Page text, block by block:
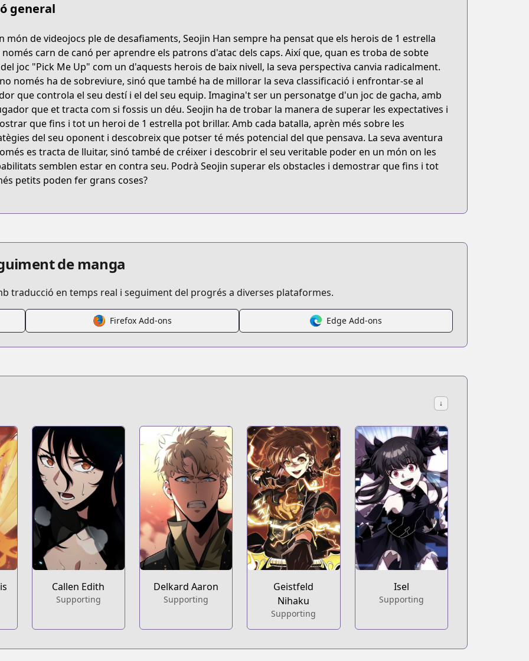
-업/3205
general
món de videojocs ple de desafiaments, Seojin Han sempre ha pensat que els herois de 1 estrella
carn de canó per aprendre els patrons d'atac dels caps. Així que, quan es troba de sobte
joc "Pick Me Up" com un d'aquests herois de baix nivell, la seva perspectiva canvia radicalment.
només ha de sobreviure, sinó que també ha de millorar la seva classificació i enfrontar-se al
que controla el seu destí i el del seu equip. Imagina't ser un personatge d'un joc de gacha, amb
que et tracta com si fossis un déu. Seojin ha de trobar la manera de superar les expectatives i
que fins i tot un heroi de 1 estrella pot brillar. Amb cada batalla, aprèn més sobre les
del seu oponent i descobreix que potser té més potencial del que pensava. La seva aventura
es tracta de lluitar, sinó també de créixer i descobrir el seu veritable poder en un món on les
semblen estar en contra seu. Podrà Seojin superar els obstacles i demostrar que fins i tot
petits poden fer grans coses?
de manga
traducció en temps real i seguiment del progrés a diverses plataformes.
Firefox Add-ons Edge Add-ons
↓
Callen Edith
Supporting
Delkard Aaron
Supporting
Geistfeld
Nihaku
Supporting
Isel
Supporting